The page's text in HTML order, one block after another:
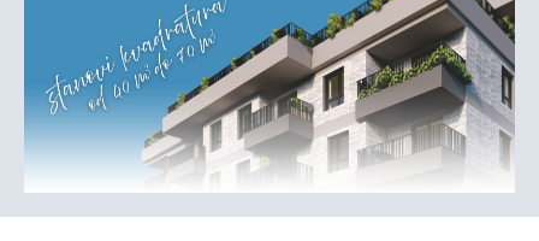
Crna
kronika
Politika